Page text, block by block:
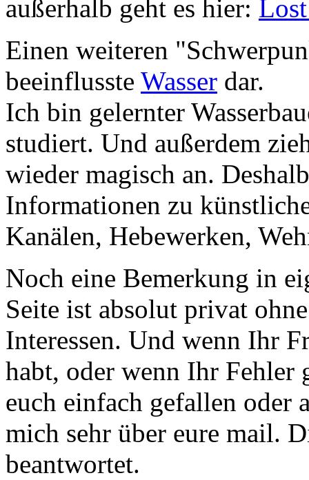
außerhalb geht es hier:
Einen weiteren
beeinflusste Wasser dar.
Ich bin gelernter
studiert. Und außerdem
wieder magisch an.
Informationen zu
Kanälen, Hebewerken,
Noch eine Bemerkung in
Seite ist absolut privat
Interessen. Und wenn Ihr
habt, oder wenn Ihr Fehler
euch einfach gefallen oder
mich sehr über eure mail.
beantwortet.